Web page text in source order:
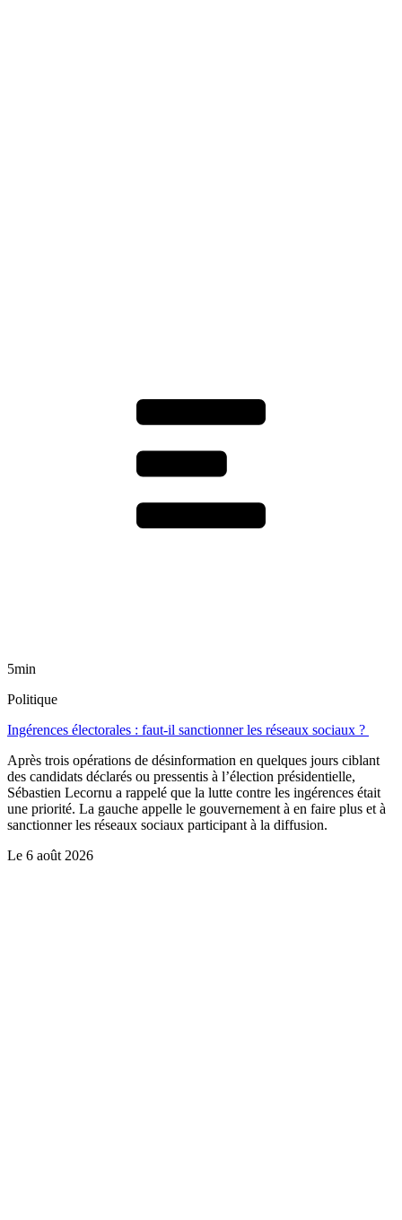
5min
Politique
Ingérences électorales : faut-il sanctionner les réseaux sociaux ?
Après trois opérations de désinformation en quelques jours ciblant
des candidats déclarés ou pressentis à l’élection présidentielle,
Sébastien Lecornu a rappelé que la lutte contre les ingérences était
une priorité. La gauche appelle le gouvernement à en faire plus et à
sanctionner les réseaux sociaux participant à la diffusion.
Le 6 août 2026